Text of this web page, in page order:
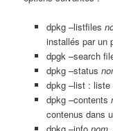
dpkg –listfiles
installés par un
dpgk –search
dpkg –status
dpkg –list : liste
dpkg –contents
contenus dans